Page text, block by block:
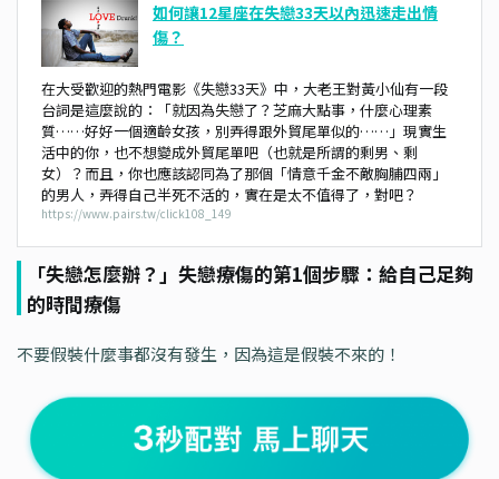
如何讓12星座在失戀33天以內迅速走出情
傷？
在大受歡迎的熱門電影《失戀33天》中，大老王對黃小仙有一段
台詞是這麼說的：「就因為失戀了？芝麻大點事，什麼心理素
質……好好一個適齡女孩，別弄得跟外貿尾單似的……」現實生
活中的你，也不想變成外貿尾單吧（也就是所謂的剩男、剩
女）？而且，你也應該認同為了那個「情意千金不敵胸脯四兩」
的男人，弄得自己半死不活的，實在是太不值得了，對吧？
https://www.pairs.tw/click108_149
「失戀怎麼辦？」失戀療傷的第1個步驟：給自己足夠
的時間療傷
不要假裝什麼事都沒有發生，因為這是假裝不來的！